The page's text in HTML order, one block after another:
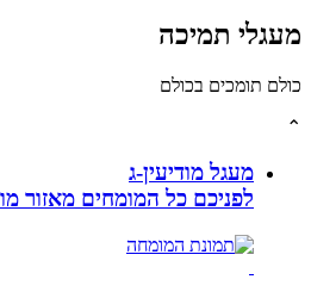
מעגלי תמיכה
כולם תומכים בכולם
⌃
מעגל מודיעין-ג
לפניכם כל המומחים מאזור